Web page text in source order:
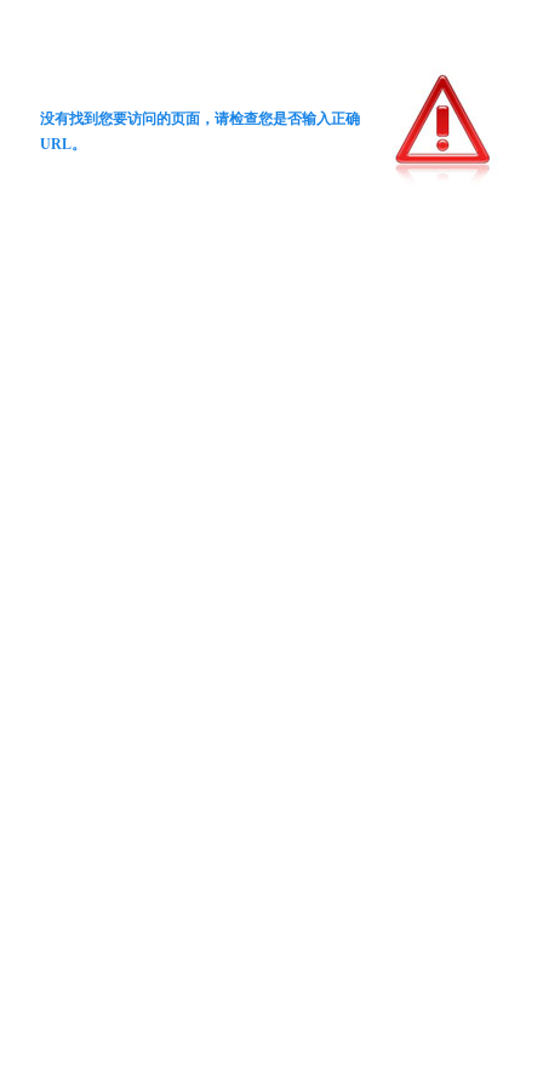
没有找到您要访问的页面，请检查您是否输入正确
URL。